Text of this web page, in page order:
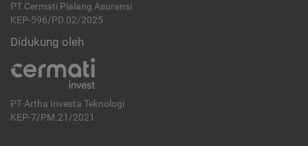
PT Cermati Pialang Asuransi
KEP-596/PD.02/2025
Didukung oleh
PT Artha Investa Teknologi
KEP-7/PM.21/2021